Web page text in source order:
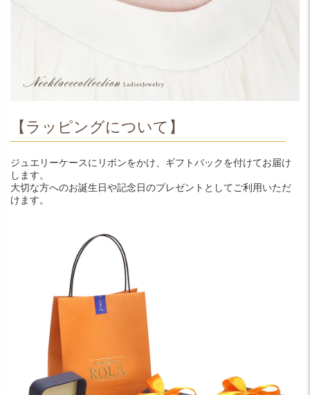
【ラッピングについて】
ジュエリーケースにリボンをかけ、ギフトバックを付けてお届け
します。
大切な方へのお誕生日や記念日のプレゼントとしてご利用いただ
けます。